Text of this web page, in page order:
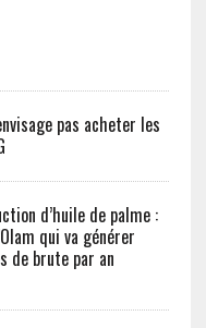
pas acheter les
d’huile de palme :
qui va générer
de brute par an